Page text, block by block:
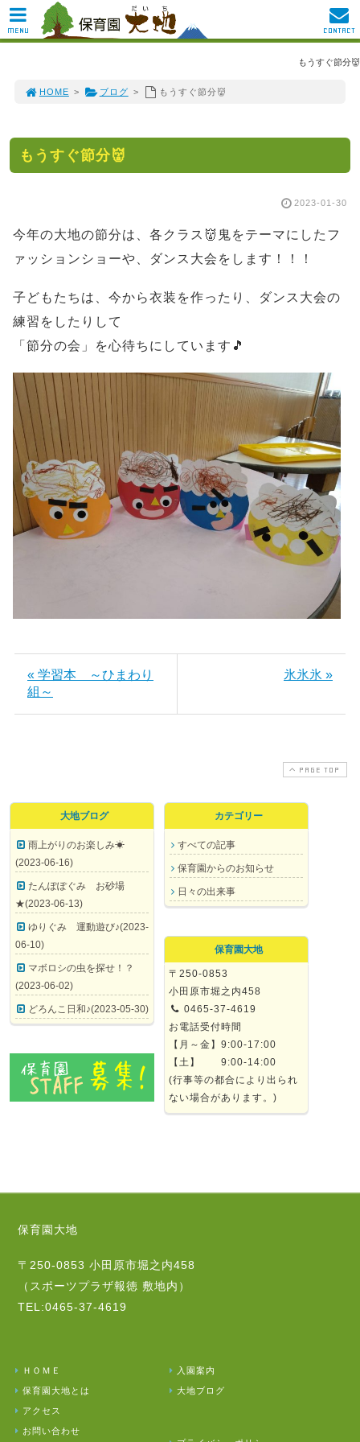
もうすぐ節分👹
HOME > ブログ > もうすぐ節分👹
もうすぐ節分👹
2023-01-30
今年の大地の節分は、各クラス👹鬼をテーマにしたフ
ァッションショーや、ダンス大会をします！！！
子どもたちは、今から衣装を作ったり、ダンス大会の
練習をしたりして
「節分の会」を心待ちにしています🎵
« 学習本 ～ひまわり
組～
氷氷氷 »
PAGE TOP
大地ブログ
雨上がりのお楽しみ☀
(2023-06-16)
たんぽぽぐみ お砂場
★(2023-06-13)
ゆりぐみ 運動遊び♪(2023-
06-10)
マボロシの虫を探せ！？
(2023-06-02)
どろんこ日和♪(2023-05-30)
カテゴリー
すべての記事
保育園からのお知らせ
日々の出来事
保育園大地
〒250-0853
小田原市堀之内458
0465-37-4619
お電話受付時間
【月～金】9:00-17:00
【土】 9:00-14:00
(行事等の都合により出られ
ない場合があります。)
保育園大地
〒250-0853 小田原市堀之内458
（スポーツプラザ報徳 敷地内）
TEL:0465-37-4619
ＨＯＭＥ
保育園大地とは
アクセス
お問い合わせ
入園案内
大地ブログ
MENU CONTACT